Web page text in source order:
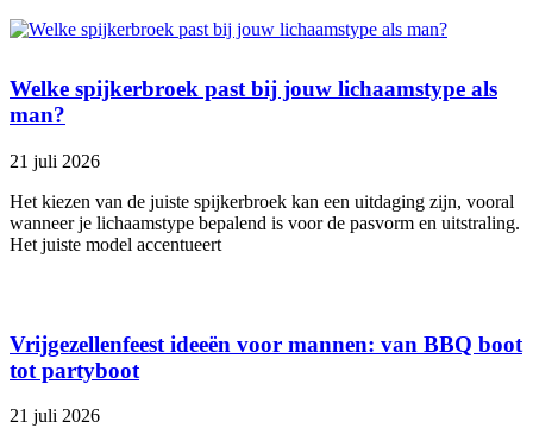
Welke spijkerbroek past bij jouw lichaamstype als
man?
21 juli 2026
Het kiezen van de juiste spijkerbroek kan een uitdaging zijn, vooral
wanneer je lichaamstype bepalend is voor de pasvorm en uitstraling.
Het juiste model accentueert
Vrijgezellenfeest ideeën voor mannen: van BBQ boot
tot partyboot
21 juli 2026